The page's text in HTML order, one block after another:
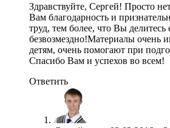
Здравствуйте, Сергей! Просто
Вам благодарность и
труд, тем более, что Вы делитесь
безвозмездно!Материалы очень
детям, очень помогают при
Спасибо Вам и успехов во всем!
Ответить